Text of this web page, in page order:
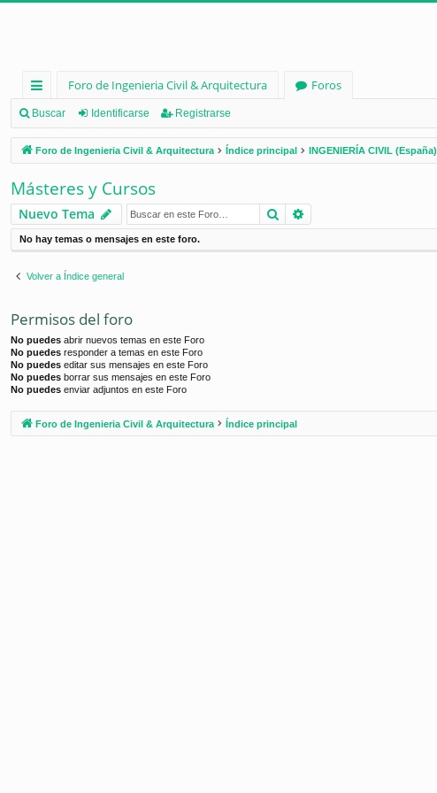
nl
ac
es
rá
pi
d
os
Foro de Ingenieria Civil & Arquitectura
Foros
Buscar Identificarse Registrarse
Foro de Ingenieria Civil & Arquitectura Índice principal INGENIERÍA CIVIL (España)
Másteres y Cursos
Nuevo Tema Buscar
No hay temas o mensajes en este foro.
Volver a Índice general
Permisos del foro
No puedes abrir nuevos temas en este Foro
No puedes responder a temas en este Foro
No puedes editar sus mensajes en este Foro
No puedes borrar sus mensajes en este Foro
No puedes enviar adjuntos en este Foro
Foro de Ingenieria Civil & Arquitectura Índice principal